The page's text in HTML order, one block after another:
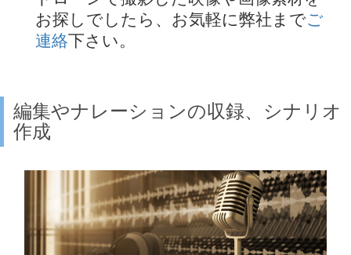
お探しでしたら、お気軽に弊社までご
連絡下さい。
編集やナレーションの収録、シナリオ
作成